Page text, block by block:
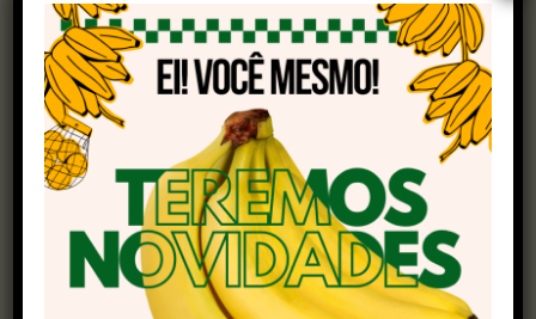
Botânico, próxima ao estacionamento principal
do parque.
Os visitantes podem degustar e avaliar as 10
geleias finalistas, produzidas por pequenos e
médios agricultores de seis estados: Rio Grande
do Sul, Santa Catarina, São Paulo, Pará, Minas
Gerais e Maranhão. Os produtos concorrem nas
categorias simples e mista, e a prova acontece